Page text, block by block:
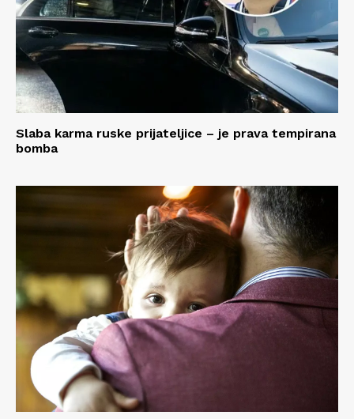
Slaba karma ruske prijateljice – je prava tempirana
bomba